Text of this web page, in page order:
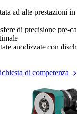
ad alte prestazioni
di precisione pre-
anodizzate con
di competenza